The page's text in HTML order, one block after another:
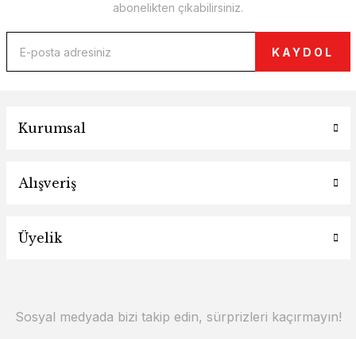
abonelikten çıkabilirsiniz.
KAYDOL
Kurumsal
Alışveriş
Üyelik
Sosyal medyada bizi takip edin, sürprizleri kaçırmayın!